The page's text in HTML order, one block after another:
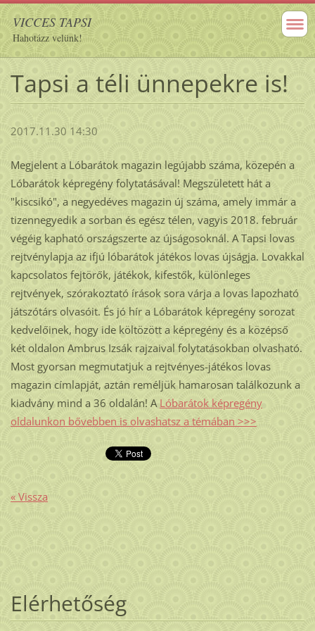
VICCES TAPSI
Hahotázz velünk!
Tapsi a téli ünnepekre is!
2017.11.30 14:30
Megjelent a Lóbarátok magazin legújabb száma, közepén a
Lóbarátok képregény folytatásával! Megszületett hát a
"kiscsikó", a negyedéves magazin új száma, amely immár a
tizennegyedik a sorban és egész télen, vagyis 2018. február
végéig kapható országszerte az újságosoknál. A Tapsi lovas
rejtvénylapja az ifjú lóbarátok játékos lovas újságja. Lovakkal
kapcsolatos fejtörők, játékok, kifestők, különleges
rejtvények, szórakoztató írások sora várja a lovas lapozható
játszótárs olvasóit. És jó hír a Lóbarátok képregény sorozat
kedvelőinek, hogy ide költözött a képregény és a középső
két oldalon Ambrus Izsák rajzaival folytatásokban olvasható.
Most gyorsan megmutatjuk a rejtvényes-játékos lovas
magazin címlapját, aztán reméljük hamarosan találkozunk a
kiadvány mind a 36 oldalán! A Lóbarátok képregény
oldalunkon bővebben is olvashatsz a témában >>>
« Vissza
Elérhetőség